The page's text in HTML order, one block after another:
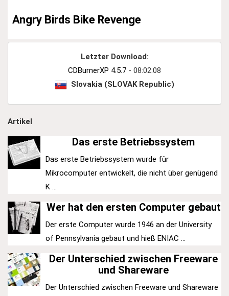
Angry Birds Bike Revenge
Letzter Download:
CDBurnerXP 4.5.7 - 08:02:08
Slovakia (SLOVAK Republic)
Artikel
Das erste Betriebssystem
Das erste Betriebssystem wurde für
Mikrocomputer entwickelt, die nicht über genügend
K ...
Wer hat den ersten Computer gebaut
Der erste Computer wurde 1946 an der University
of Pennsylvania gebaut und hieß ENIAC ...
Der Unterschied zwischen Freeware
und Shareware
Der Unterschied zwischen Freeware und Shareware